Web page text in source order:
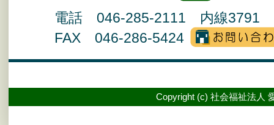
電話 046-285-2111 内線
FAX 046-286-5424
Copyright (c) 社会福祉法人